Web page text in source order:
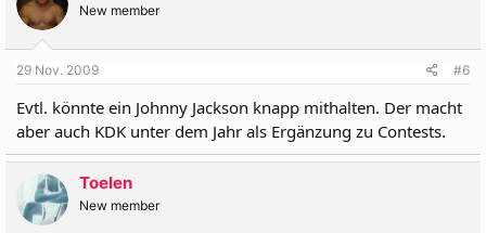
New member
29 Nov. 2009 #6
Evtl. könnte ein Johnny Jackson knapp mithalten. Der macht
aber auch KDK unter dem Jahr als Ergänzung zu Contests.
Toelen
New member